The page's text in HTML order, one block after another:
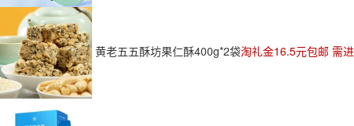
黄老五五酥坊果仁酥400g*2袋淘礼金16.5元包邮 需